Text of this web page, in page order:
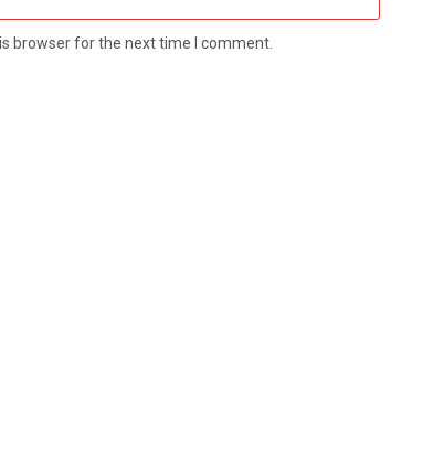
browser for the next time I comment.